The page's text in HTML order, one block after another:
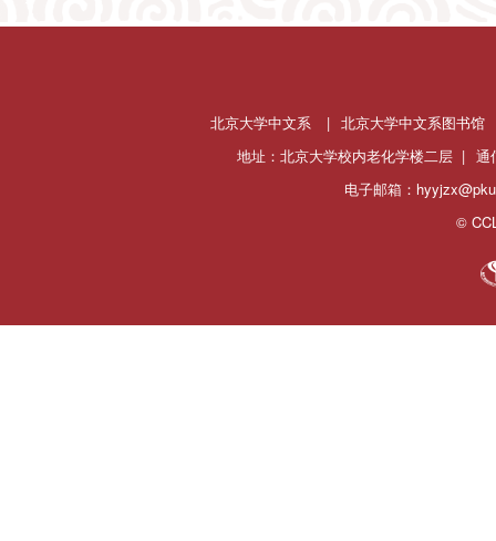
北京大学中文系 | 北京大学中文系图书馆
地址：北京大学校内老化学楼二层 | 通
电子邮箱：
©